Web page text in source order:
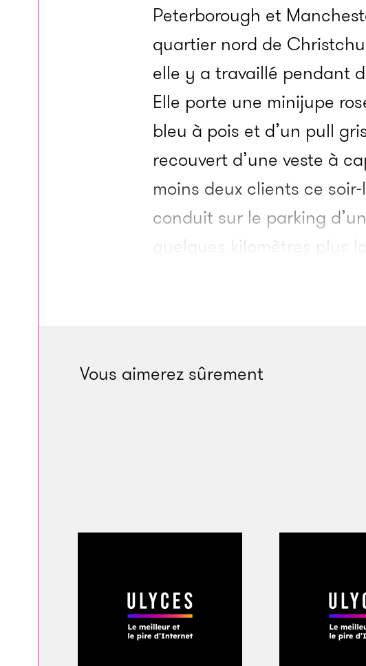
Peterborough et
quartier nord de
elle y a travaillé pendant
Elle porte une minijupe
bleu à pois et d’un pull
recouvert d’une veste à
moins deux clients ce
conduit sur le parking
quelques kilomètres plus
rencontre a lieu autour
ces jours pour une partie
L’enquêteur chargé de
grand et charpenté de 52
Vous aimerez sûrement